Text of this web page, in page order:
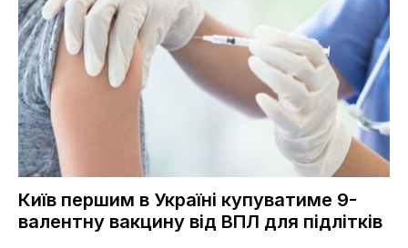
Київ першим в Україні купуватиме 9-
валентну вакцину від ВПЛ для підлітків